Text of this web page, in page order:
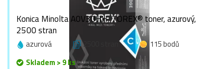
Konica Minolta A0V30HH, TOREX® toner, azurový,
2500 stran
azurová 2500 stran
115 bodů
Skladem > 9 ks